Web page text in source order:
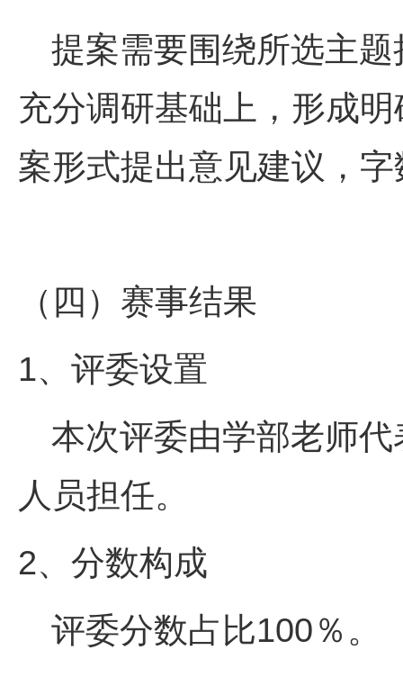
提案需要围绕所选主
充分调研基础上，形成
案形式提出意见建议，字
（四）赛事结果
1、评委设置
本次评委由学部老师
人员担任。
2、分数构成
评委分数占比100％。